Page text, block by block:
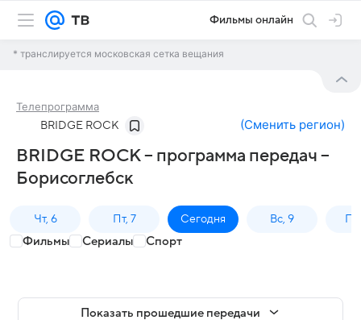
Фильмы онлайн
* транслируется московская сетка вещания
Телепрограмма
BRIDGE ROCK (Сменить регион)
BRIDGE ROCK – программа передач –
Борисоглебск
Чт, 6 Пт, 7 Сегодня Вс, 9
Фильмы Сериалы Спорт
Показать прошедшие передачи